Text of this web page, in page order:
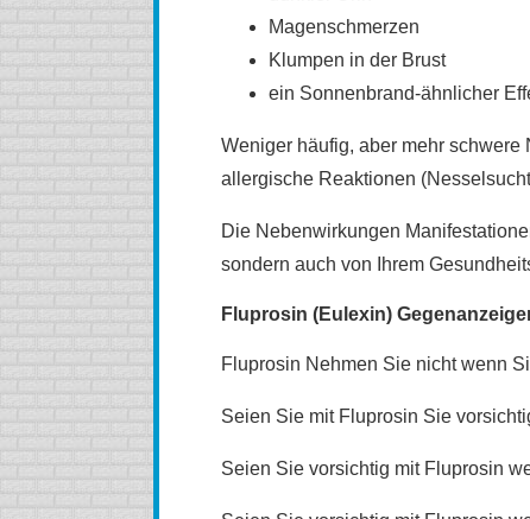
Magenschmerzen
Klumpen in der Brust
ein Sonnenbrand-ähnlicher
Weniger häufig, aber mehr
allergische Reaktionen
Die Nebenwirkungen
sondern auch von Ihrem
Fluprosin (Eulexin)
Fluprosin Nehmen Sie nicht wenn
Seien Sie mit Fluprosin Sie
Seien Sie vorsichtig mit Fluprosin